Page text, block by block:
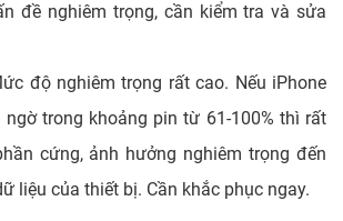
đề nghiêm trọng, cần kiểm tra và sửa
độ nghiêm trọng rất cao. Nếu iPhone
trong khoảng pin từ 61-100% thì rất
cứng, ảnh hưởng nghiêm trọng đến
liệu của thiết bị. Cần khắc phục ngay.